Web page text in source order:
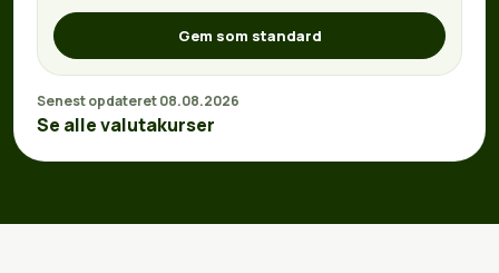
Gem som standard
Senest opdateret 08.08.2026
Se alle valutakurser